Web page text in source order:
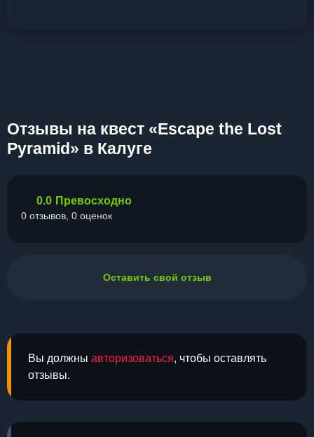
Отзывы на квест «Escape the Lost
Pyramid» в Калуге
Вы должны авторизоваться, чтобы оставлять
отзывы.
0.0 Превосходно
0 отзывов, 0 оценок
Оставить свой отзыв